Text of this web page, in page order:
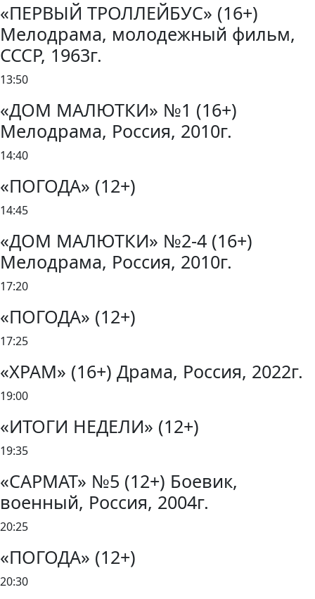
«ПЕРВЫЙ ТРОЛЛЕЙБУС» (16+)
Мелодрама, молодежный фильм,
СССР, 1963г.
13:50
«ДОМ МАЛЮТКИ» №1 (16+)
Мелодрама, Россия, 2010г.
14:40
«ПОГОДА» (12+)
14:45
«ДОМ МАЛЮТКИ» №2-4 (16+)
Мелодрама, Россия, 2010г.
17:20
«ПОГОДА» (12+)
17:25
«ХРАМ» (16+) Драма, Россия, 2022г.
19:00
«ИТОГИ НЕДЕЛИ» (12+)
19:35
«САРМАТ» №5 (12+) Боевик,
военный, Россия, 2004г.
20:25
«ПОГОДА» (12+)
20:30